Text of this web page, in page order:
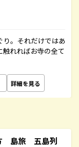
り。それだけではあ
れればお寺の全て
詳細を見る
島旅 五島列